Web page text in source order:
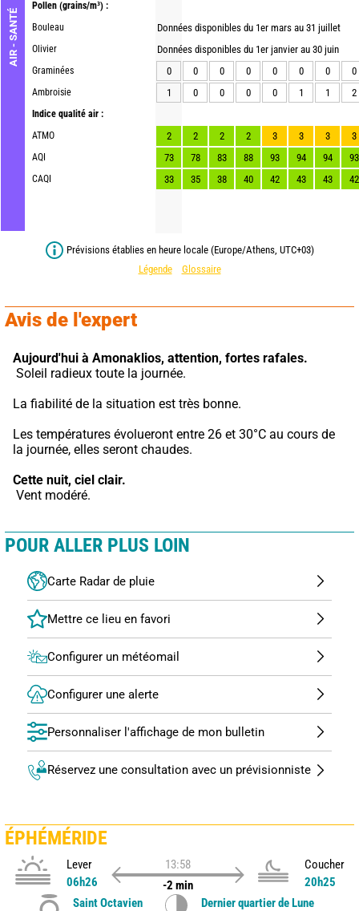
AIR - SANTÉ
Pollen (grains/m³) :
Bouleau
Olivier
Graminées
Ambroisie
Indice qualité air :
ATMO
AQI
CAQI
Données disponibles du 1er mars au 31 juillet
Données disponibles du 1er janvier au 30 juin
0
0 0 0 0 0 0
0
1
0 0 0 0 1 1 2
2 2 2 2 3 3 3
3
73
78 83 88 93 94 94
93
33
35 38 40 42 43 43 42
Prévisions établies en heure locale (Europe/Athens, UTC+03)
Légende
Glossaire
Avis de l'expert
Aujourd'hui à Amonaklios, attention, fortes rafales.
Soleil radieux toute la journée.
La fiabilité de la situation est très bonne.
Les températures évolueront entre 26 et 30°C au cours de
la journée, elles seront chaudes.
Cette nuit, ciel clair.
Vent modéré.
POUR ALLER PLUS LOIN
Carte Radar de pluie
Configurer un météomail
Configurer une alerte
Personnaliser l'affichage de mon bulletin
Réservez une consultation avec un prévisionniste
ÉPHÉMÉRIDE
Lever
06h26
13:58
-2 min
Coucher
20h25
Saint Octavien
Dernier quartier de Lune